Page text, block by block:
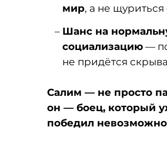
мир, а не щуриться
Шанс на
социализацию—
не придётся
Салим — не просто
он — боец, который
победил